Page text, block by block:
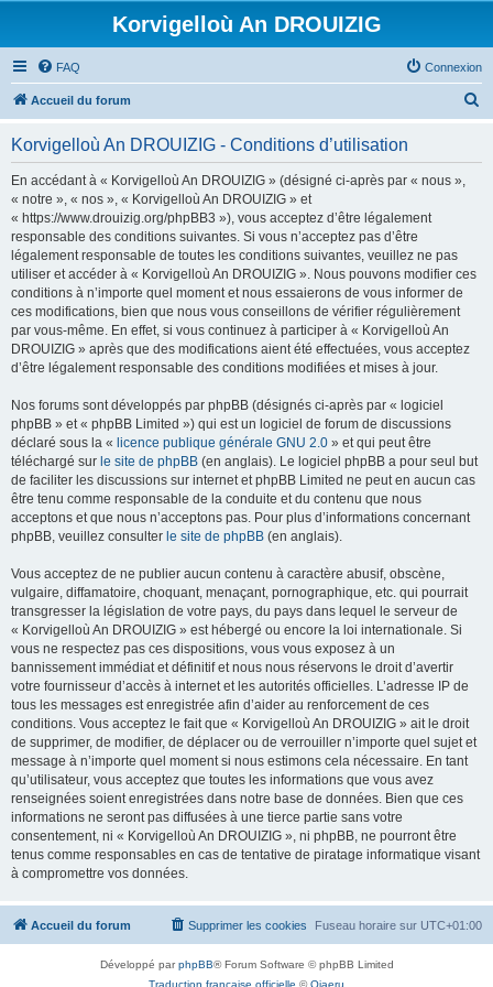
Korvigelloù An DROUIZIG
FAQ Connexion
Accueil du forum
Korvigelloù An DROUIZIG - Conditions d’utilisation
En accédant à « Korvigelloù An DROUIZIG » (désigné ci-après par « nous »,
« notre », « nos », « Korvigelloù An DROUIZIG » et
« https://www.drouizig.org/phpBB3 »), vous acceptez d’être légalement
responsable des conditions suivantes. Si vous n’acceptez pas d’être
légalement responsable de toutes les conditions suivantes, veuillez ne pas
utiliser et accéder à « Korvigelloù An DROUIZIG ». Nous pouvons modifier ces
conditions à n’importe quel moment et nous essaierons de vous informer de
ces modifications, bien que nous vous conseillons de vérifier régulièrement
par vous-même. En effet, si vous continuez à participer à « Korvigelloù An
DROUIZIG » après que des modifications aient été effectuées, vous acceptez
d’être légalement responsable des conditions modifiées et mises à jour.
Nos forums sont développés par phpBB (désignés ci-après par « logiciel
phpBB » et « phpBB Limited ») qui est un logiciel de forum de discussions
déclaré sous la « licence publique générale GNU 2.0 » et qui peut être
téléchargé sur le site de phpBB (en anglais). Le logiciel phpBB a pour seul but
de faciliter les discussions sur internet et phpBB Limited ne peut en aucun cas
être tenu comme responsable de la conduite et du contenu que nous
acceptons et que nous n’acceptons pas. Pour plus d’informations concernant
phpBB, veuillez consulter le site de phpBB (en anglais).
Vous acceptez de ne publier aucun contenu à caractère abusif, obscène,
vulgaire, diffamatoire, choquant, menaçant, pornographique, etc. qui pourrait
transgresser la législation de votre pays, du pays dans lequel le serveur de
« Korvigelloù An DROUIZIG » est hébergé ou encore la loi internationale. Si
vous ne respectez pas ces dispositions, vous vous exposez à un
bannissement immédiat et définitif et nous nous réservons le droit d’avertir
votre fournisseur d’accès à internet et les autorités officielles. L’adresse IP de
tous les messages est enregistrée afin d’aider au renforcement de ces
conditions. Vous acceptez le fait que « Korvigelloù An DROUIZIG » ait le droit
de supprimer, de modifier, de déplacer ou de verrouiller n’importe quel sujet et
message à n’importe quel moment si nous estimons cela nécessaire. En tant
qu’utilisateur, vous acceptez que toutes les informations que vous avez
renseignées soient enregistrées dans notre base de données. Bien que ces
informations ne seront pas diffusées à une tierce partie sans votre
consentement, ni « Korvigelloù An DROUIZIG », ni phpBB, ne pourront être
tenus comme responsables en cas de tentative de piratage informatique visant
à compromettre vos données.
Accueil du forum Fuseau horaire sur UTC+01:00
Supprimer les cookies
Développé parphpBB® Forum Software © phpBB Limited
Traduction française officielle ©Qiaeru